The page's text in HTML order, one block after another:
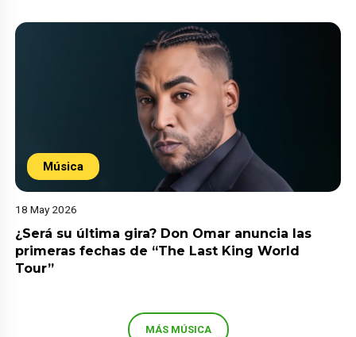
Música
18 May 2026
¿Será su última gira? Don Omar anuncia las
primeras fechas de “The Last King World
Tour”
MÁS MÚSICA